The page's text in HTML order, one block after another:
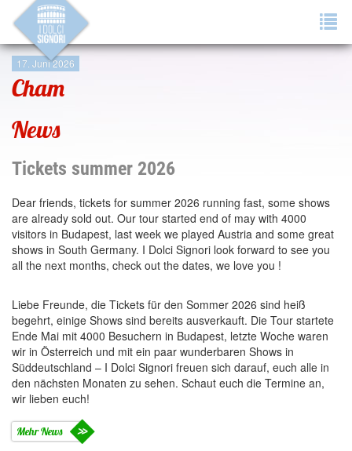
17. Juni 2026
Cham
News
Tickets summer 2026
Dear friends, tickets for summer 2026 running fast, some shows
are already sold out. Our tour started end of may with 4000
visitors in Budapest, last week we played Austria and some great
shows in South Germany. I Dolci Signori look forward to see you
all the next months, check out the dates, we love you !
Liebe Freunde, die Tickets für den Sommer 2026 sind heiß
begehrt, einige Shows sind bereits ausverkauft. Die Tour startete
Ende Mai mit 4000 Besuchern in Budapest, letzte Woche waren
wir in Österreich und mit ein paar wunderbaren Shows in
Süddeutschland – I Dolci Signori freuen sich darauf, euch alle in
den nächsten Monaten zu sehen. Schaut euch die Termine an,
wir lieben euch!
Mehr News